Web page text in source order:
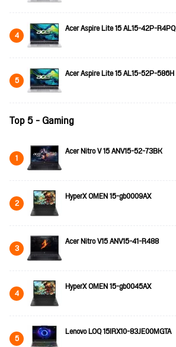
4 Acer Aspire Lite 15 AL15-42P-R4PQ
5 Acer Aspire Lite 15 AL15-52P-586H
Top 5 - Gaming
1 Acer Nitro V 15 ANV15-52-73BK
2 HyperX OMEN 15-gb0009AX
3 Acer Nitro V15 ANV15-41-R488
4 HyperX OMEN 15-gb0045AX
5 Lenovo LOQ 15IRX10-83JE00MGTA